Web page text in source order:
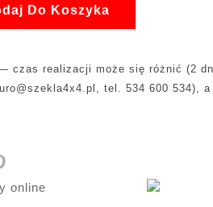
Do Koszyka
czas realizacji może się różnić (2
, tel. 534 600 534),